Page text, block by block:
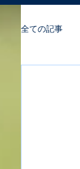
全ての記事